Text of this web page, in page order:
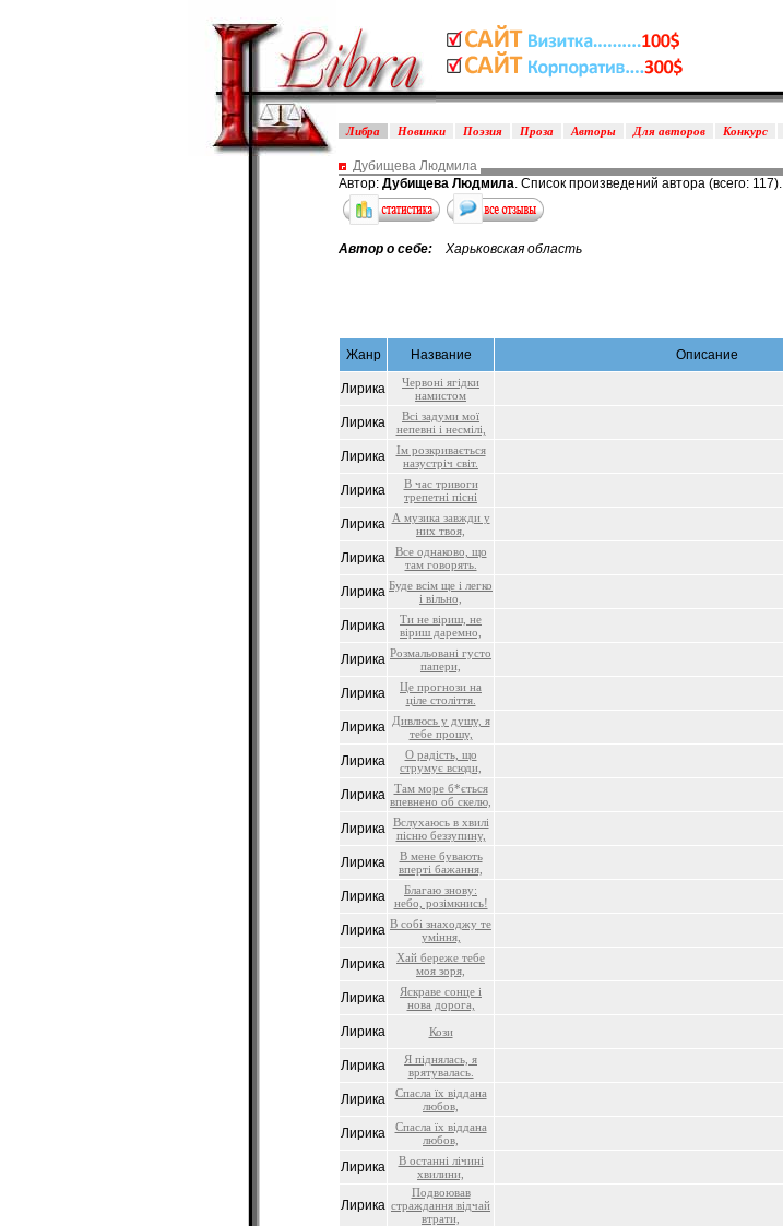
Либра Новинки Поэзия Проза Авторы Для авторов Конкурс
Дубищева Людмила
Автор: Дубищева Людмила. Список произведений автора (всего: 117).
Автор о себе: Харьковская область
Жанр Название Описание
Лирика
Червоні ягідки
намистом
Лирика
Всі задуми мої
непевні і несмілі,
Лирика
Ім розкривається
назустріч світ.
Лирика
В час тривоги
трепетні пісні
Лирика А музика завжди у
них твоя,
Лирика
Все однаково, що
там говорять.
Лирика Буде всім ще і легко
і вільно,
Лирика
Ти не віриш, не
віриш даремно,
Лирика Розмальовані густо
папери,
Лирика
Це прогнози на
ціле століття.
Лирика Дивлюсь у душу, я
тебе прошу,
Лирика
О радість, що
струмує всюди,
Лирика
Там море б*ється
впевнено об скелю,
Лирика Вслухаюсь в хвилі
пісню беззупину,
Лирика
В мене бувають
вперті бажання,
Лирика
Благаю знову:
небо, розімкнись!
Лирика В собі знаходжу те
уміння,
Лирика
Хай береже тебе
моя зоря,
Лирика
Яскраве сонце і
нова дорога,
Лирика Кози
Лирика
Я піднялась, я
врятувалась.
Лирика
Спасла їх віддана
любов,
Лирика
Спасла їх віддана
любов,
Лирика
В останні лічині
хвилини,
Лирика
Подвоював
страждання відчай
втрати,